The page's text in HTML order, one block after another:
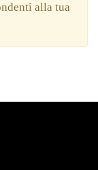
alla tua